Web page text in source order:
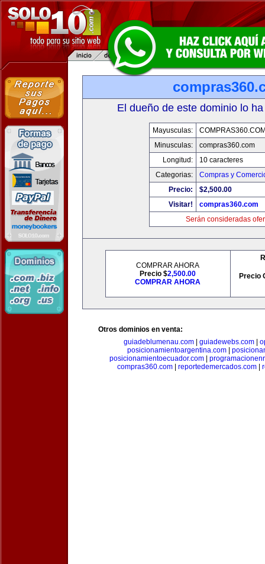
El dueño de este dominio lo
Mayusculas:
Minusculas:
compras360.com
Longitud:
10 caracteres
Categorias:
Compras y
Precio:
$2,500.00
Visitar!
compras360.com
Serán consideradas
COMPRAR AHORA
Precio $2,500.00
COMPRAR AHORA
Precio
Otros dominios en venta:
guiadeblumenau.com| guiadewebs.com|
posicionamientoargentina.com|
posicionamientoecuador.com
compras360.com
reportedemercados.com